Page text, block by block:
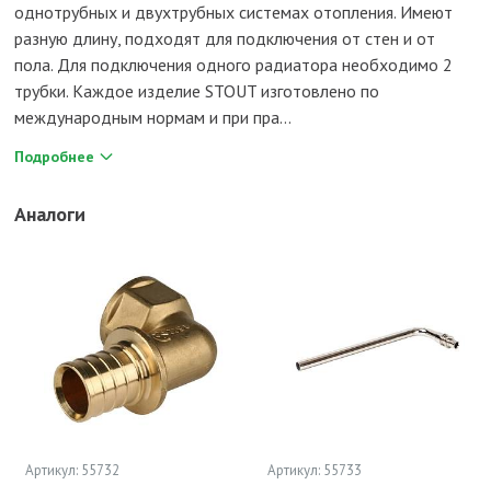
однотрубных и двухтрубных системах отопления. Имеют
разную длину, подходят для подключения от стен и от
пола. Для подключения одного радиатора необходимо 2
трубки. Каждое изделие STOUT изготовлено по
международным нормам и при пра...
Подробнее
Аналоги
Артикул: 55732 Артикул: 55733